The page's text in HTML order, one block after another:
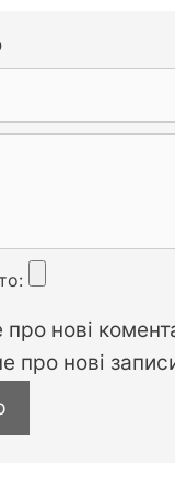
нові
про нові